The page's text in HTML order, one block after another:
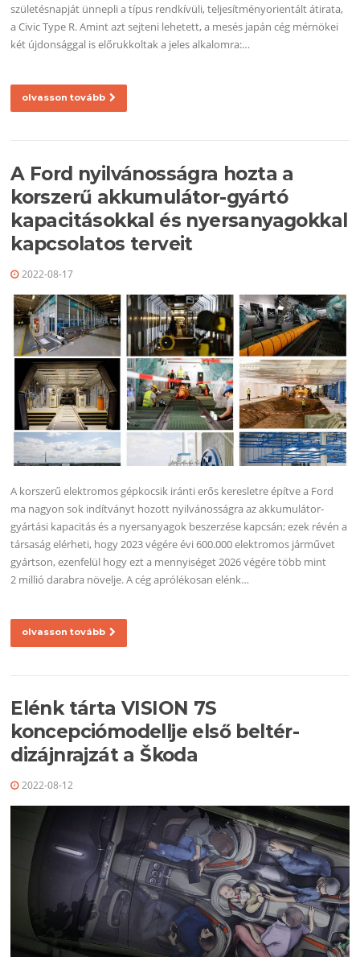
születésnapját ünnepli a típus rendkívüli, teljesítményorientált átirata,
a Civic Type R. Amint azt sejteni lehetett, a mesés japán cég mérnökei
két újdonsággal is előrukkoltak a jeles alkalomra:…
olvasson tovább
A Ford nyilvánosságra hozta a
korszerű akkumulátor-gyártó
kapacitásokkal és nyersanyagokkal
kapcsolatos terveit
2022-08-17
A korszerű elektromos gépkocsik iránti erős keresletre építve a Ford
ma nagyon sok indítványt hozott nyilvánosságra az akkumulátor-
gyártási kapacitás és a nyersanyagok beszerzése kapcsán; ezek révén a
társaság elérheti, hogy 2023 végére évi 600.000 elektromos járművet
gyártson, ezenfelül hogy ezt a mennyiséget 2026 végére több mint
2 millió darabra növelje. A cég aprólékosan elénk…
olvasson tovább
Elénk tárta VISION 7S
koncepciómodellje első beltér-
dizájnrajzát a Škoda
2022-08-12